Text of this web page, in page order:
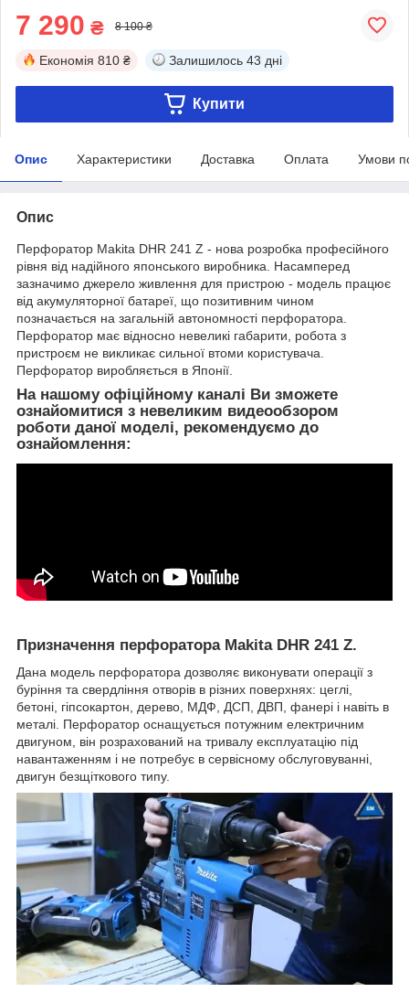
7 290 ₴ 8 100 ₴
Економія 810 ₴ Залишилось 43 дні
Купити
Опис Характеристики Доставка Оплата Умови
Опис
Перфоратор Makita DHR 241 Z - нова розробка професійного
рівня від надійного японського виробника. Насамперед
зазначимо джерело живлення для пристрою - модель працює
від акумуляторної батареї, що позитивним чином
позначається на загальній автономності перфоратора.
Перфоратор має відносно невеликі габарити, робота з
пристроєм не викликає сильної втоми користувача.
Перфоратор виробляється в Японії.
На нашому офіційному каналі Ви зможете
ознайомитися з невеликим видеообзором
роботи даної моделі, рекомендуємо до
ознайомлення:
Призначення перфоратора Makita DHR 241 Z.
Дана модель перфоратора дозволяє виконувати операції з
буріння та свердління отворів в різних поверхнях: цеглі,
бетоні, гіпсокартон, дерево, МДФ, ДСП, ДВП, фанері і навіть в
металі. Перфоратор оснащується потужним електричним
двигуном, він розрахований на тривалу експлуатацію під
навантаженням і не потребує в сервісному обслуговуванні,
двигун безщіткового типу.